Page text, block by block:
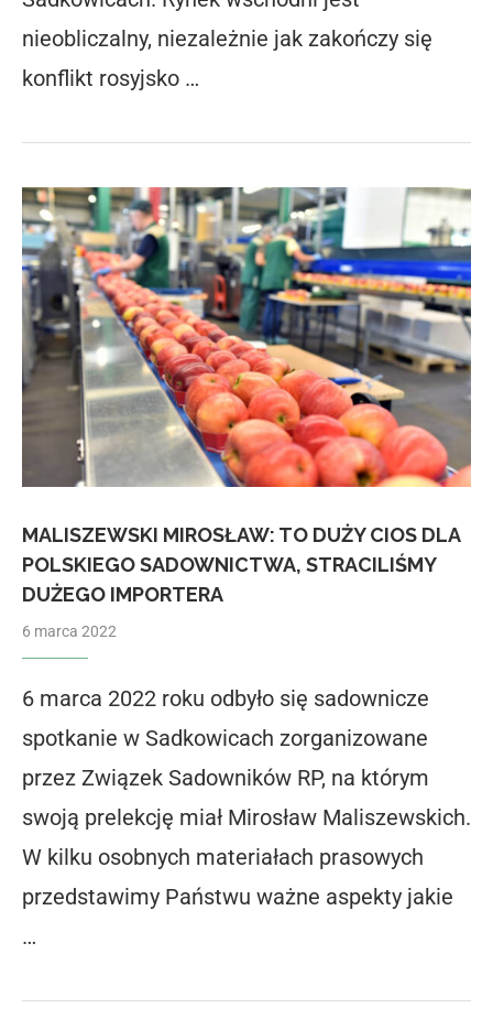
nieobliczalny, niezależnie jak zakończy się
konflikt rosyjsko …
MALISZEWSKI MIROSŁAW: TO DUŻY CIOS DLA
POLSKIEGO SADOWNICTWA, STRACILIŚMY
DUŻEGO IMPORTERA
6 marca 2022
6 marca 2022 roku odbyło się sadownicze
spotkanie w Sadkowicach zorganizowane
przez Związek Sadowników RP, na którym
swoją prelekcję miał Mirosław Maliszewskich.
W kilku osobnych materiałach prasowych
przedstawimy Państwu ważne aspekty jakie
…